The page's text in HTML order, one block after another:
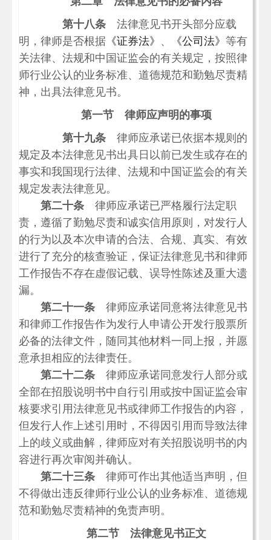
第十八条 法律意见书开头部分应载
明，律师是否根据 《证券法》 、 《公司法》 等有
关法律、法规和中国证监会的有关规定，按照律
师行业公认的业务标准、道德规范和勤勉尽责精
神，出具法律意见书。
第一节 律师应声明的事项
第十九条 律师应承诺已依据本规则的
规定及本法律意见书出具日以前已发生或存在的
事实和我国现行法律、法规和中国证监会的有关
规定发表法律意见。
第二十条 律师应承诺已严格履行法定职
责，遵循了勤勉尽责和诚实信用原则，对发行人
的行为以及本次申请的合法、合规、真实、有效
进行了充分的核查验证，保证法律意见书和律师
工作报告不存在虚假记载、误导性陈述及重大遗
漏。
第二十一条 律师应承诺同意将法律意见书
和律师工作报告作为发行人申请公开发行股票所
必备的法律文件，随同其他材料一同上报，并愿
意承担相应的法律责任。
第二十二条 律师应承诺同意发行人部分或
全部在招股说明书中自行引用或按中国证监会审
核要求引用法律意见书或律师工作报告的内容，
但发行人作上述引用时，不得因引用而导致法律
上的歧义或曲解，律师应对有关招股说明书的内
容进行再次审阅并确认。
第二十三条 律师可作出其他适当声明，但
不得做出违反律师行业公认的业务标准、道德规
范和勤勉尽责精神的免责声明。
第二节 法律意见书正文